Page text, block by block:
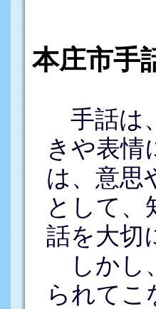
本庄市手
手話は
きや表情
は、意思
として、
話を大切
しかし
られてこ